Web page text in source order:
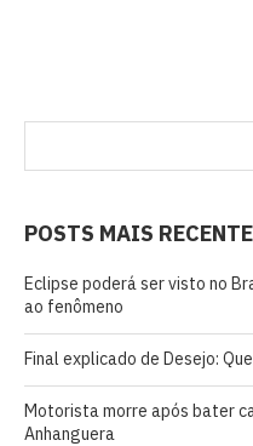
POSTS MAIS
Eclipse poderá ser visto no
ao fenômeno
Final explicado de Desejo:
Motorista morre após bater
Anhanguera